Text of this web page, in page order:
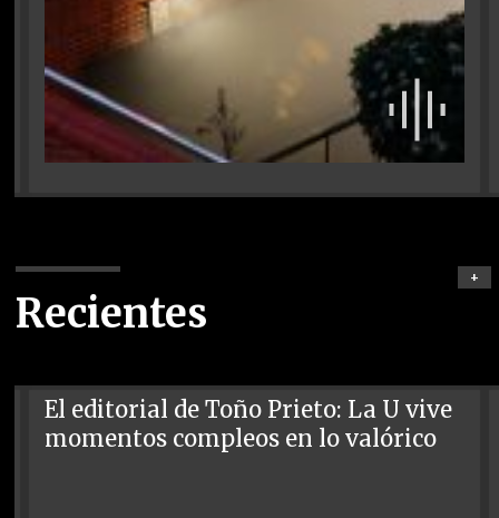
Recientes
+
El editorial de Toño Prieto: La U vive
momentos compleos en lo valórico